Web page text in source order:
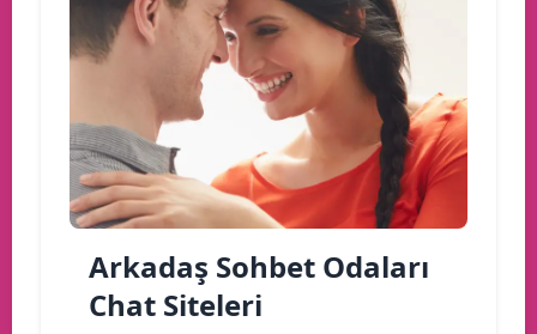
Arkadaş Sohbet Odaları
Chat Siteleri